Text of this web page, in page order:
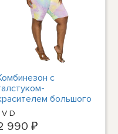
с
большого
L I V D
V D
990 ₽